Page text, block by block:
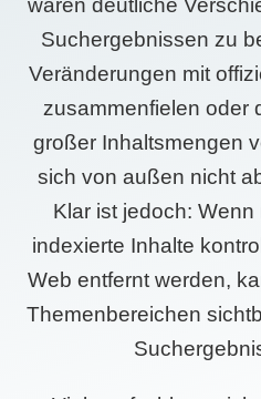
waren deutliche
Suchergebnissen zu
Veränderungen mit
zusammenfielen oder
großer Inhaltsmengen
sich von außen nicht
Klar ist jedoch:
indexierte Inhalte
Web entfernt werden,
Themenbereichen